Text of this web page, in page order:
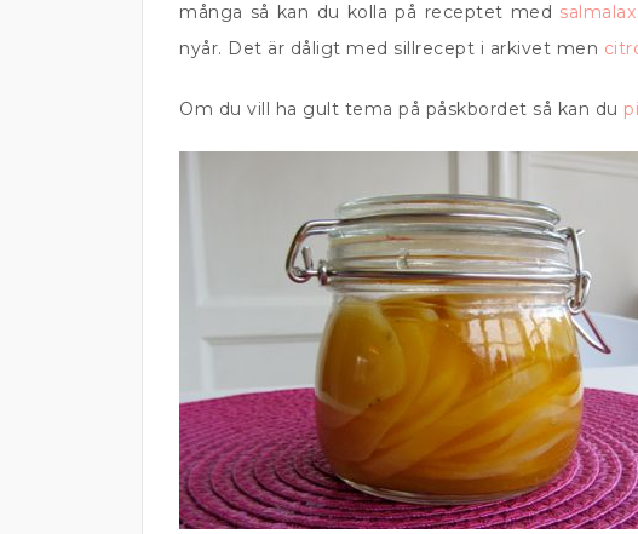
många så kan du kolla på receptet med
nyår. Det är dåligt med sillrecept i arkivet men
Om du vill ha gult tema på påskbordet så kan du